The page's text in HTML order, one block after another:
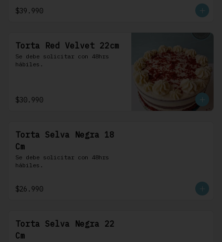
$39.990
Torta Red Velvet 22cm
Se debe solicitar con 48hrs
hábiles.
$30.990
Torta Selva Negra 18
Cm
Se debe solicitar con 48hrs
hábiles.
$26.990
Torta Selva Negra 22
Cm